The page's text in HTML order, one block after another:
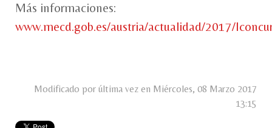
Más informaciones:
www.mecd.gob.es/austria/actualidad/2017/
Modificado por última vez en Miércoles, 08 Marzo 2017
13:15